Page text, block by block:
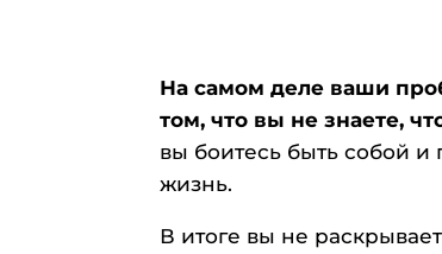
На самом деле ваши
том, что вы не знаете,
вы боитесь быть собой
жизнь.
В итоге вы не